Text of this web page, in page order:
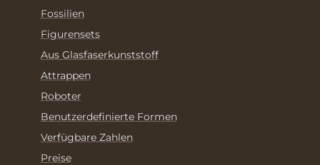
Fossilien
Figurensets
Aus Glasfaserkunststoff
Attrappen
Roboter
Benutzerdefinierte Formen
Verfügbare Zahlen
Preise